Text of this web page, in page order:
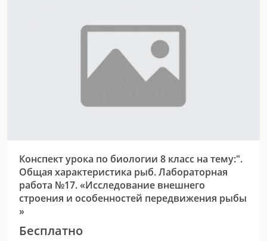
Конспект урока по биологии 8 класс на тему:".
Общая характеристика рыб. Лабораторная
работа №17. «Исследование внешнего
строения и особенностей передвижения рыбы
»
Бесплатно